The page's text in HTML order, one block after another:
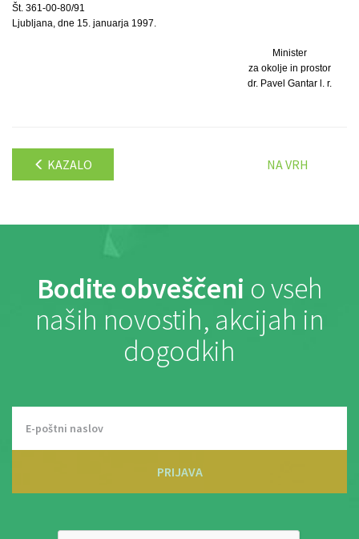
Št. 361-00-80/91
Ljubljana, dne 15. januarja 1997.
Minister
za okolje in prostor
dr. Pavel Gantar l. r.
KAZALO NA VRH
Bodite obveščeni o vseh
naših novostih, akcijah in
dogodkih
PRIJAVA